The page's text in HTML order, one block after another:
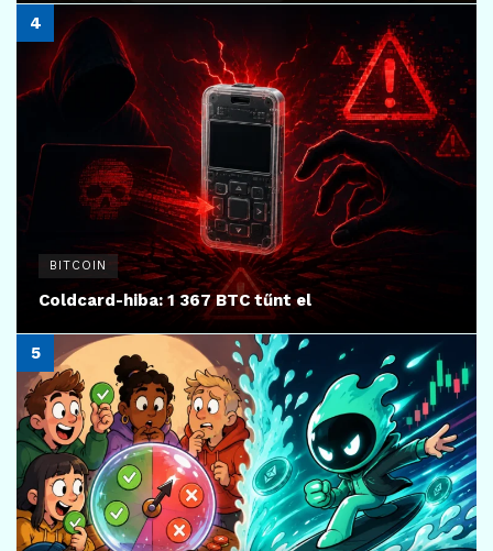
BITCOIN
Coldcard-hiba: 1 367 BTC tűnt el